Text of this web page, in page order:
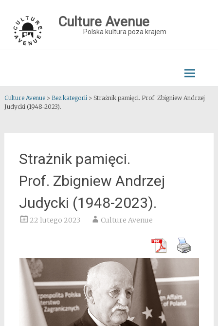
content
Culture Avenue
Polska kultura poza krajem
Culture Avenue> Bez kategorii> Strażnik pamięci. Prof. Zbigniew Andrzej
Judycki (1948-2023).
Strażnik pamięci.
Prof. Zbigniew Andrzej
Judycki (1948-2023).
22 lutego 2023 Culture Avenue